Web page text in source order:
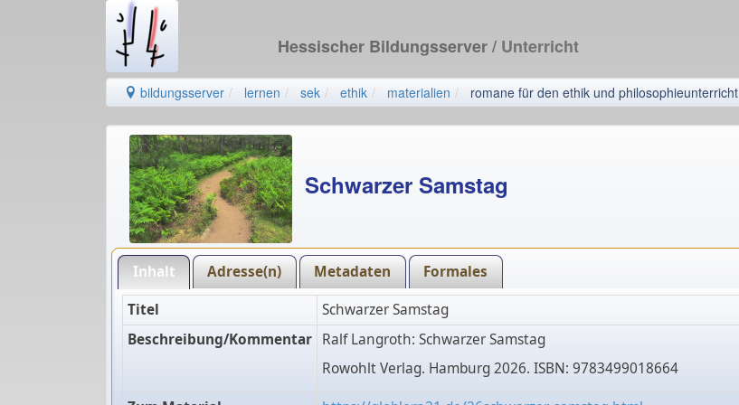
Hessischer Bildungsserver/ Unterricht
bildungsserver lernen sek ethik materialien romane für den ethik und philosophieunterricht
Schwarzer Samstag
Inhalt Adresse(n) Metadaten Formales
Titel
Schwarzer Samstag
Beschreibung/Kommentar Ralf Langroth: Schwarzer Samstag
Rowohlt Verlag. Hamburg 2026. ISBN: 9783499018664